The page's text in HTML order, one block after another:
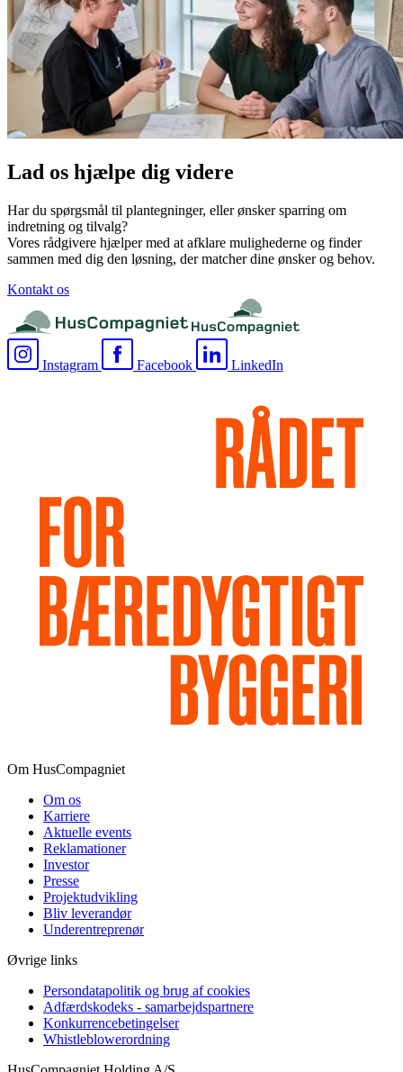
Lad os hjælpe dig videre
Har du spørgsmål til plantegninger, eller ønsker sparring om
indretning og tilvalg?
Vores rådgivere hjælper med at afklare mulighederne og finder
sammen med dig den løsning, der matcher dine ønsker og behov.
Kontakt os
Instagram Facebook LinkedIn
Om HusCompagniet
Om os
Karriere
Aktuelle events
Reklamationer
Investor
Presse
Projektudvikling
Bliv leverandør
Underentreprenør
Øvrige links
Persondatapolitik og brug af cookies
Adfærdskodeks - samarbejdspartnere
Konkurrencebetingelser
Whistleblowerordning